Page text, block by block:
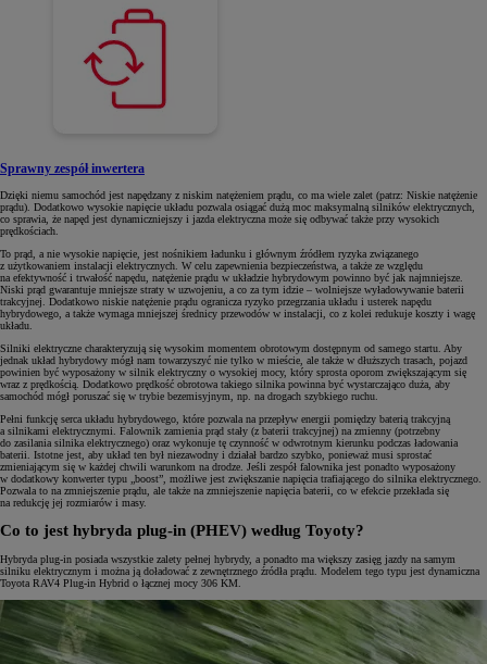
Sprawny zespół inwertera
Dzięki niemu samochód jest napędzany z niskim natężeniem prądu, co ma wiele zalet (patrz: Niskie natężenie
prądu). Dodatkowo wysokie napięcie układu pozwala osiągać dużą moc maksymalną silników elektrycznych,
co sprawia, że napęd jest dynamiczniejszy i jazda elektryczna może się odbywać także przy wysokich
prędkościach.
To prąd, a nie wysokie napięcie, jest nośnikiem ładunku i głównym źródłem ryzyka związanego
z użytkowaniem instalacji elektrycznych. W celu zapewnienia bezpieczeństwa, a także ze względu
na efektywność i trwałość napędu, natężenie prądu w układzie hybrydowym powinno być jak najmniejsze.
Niski prąd gwarantuje mniejsze straty w uzwojeniu, a co za tym idzie – wolniejsze wyładowywanie baterii
trakcyjnej. Dodatkowo niskie natężenie prądu ogranicza ryzyko przegrzania układu i usterek napędu
hybrydowego, a także wymaga mniejszej średnicy przewodów w instalacji, co z kolei redukuje koszty i wagę
układu.
Silniki elektryczne charakteryzują się wysokim momentem obrotowym dostępnym od samego startu. Aby
jednak układ hybrydowy mógł nam towarzyszyć nie tylko w mieście, ale także w dłuższych trasach, pojazd
powinien być wyposażony w silnik elektryczny o wysokiej mocy, który sprosta oporom zwiększającym się
wraz z prędkością. Dodatkowo prędkość obrotowa takiego silnika powinna być wystarczająco duża, aby
samochód mógł poruszać się w trybie bezemisyjnym, np. na drogach szybkiego ruchu.
Pełni funkcję serca układu hybrydowego, które pozwala na przepływ energii pomiędzy baterią trakcyjną
a silnikami elektrycznymi. Falownik zamienia prąd stały (z baterii trakcyjnej) na zmienny (potrzebny
do zasilania silnika elektrycznego) oraz wykonuje tę czynność w odwrotnym kierunku podczas ładowania
baterii. Istotne jest, aby układ ten był niezawodny i działał bardzo szybko, ponieważ musi sprostać
zmieniającym się w każdej chwili warunkom na drodze. Jeśli zespół falownika jest ponadto wyposażony
w dodatkowy konwerter typu „boost”, możliwe jest zwiększanie napięcia trafiającego do silnika elektrycznego.
Pozwala to na zmniejszenie prądu, ale także na zmniejszenie napięcia baterii, co w efekcie przekłada się
na redukcję jej rozmiarów i masy.
Co to jest hybryda plug-in (PHEV) według Toyoty?
Hybryda plug-in posiada wszystkie zalety pełnej hybrydy, a ponadto ma większy zasięg jazdy na samym
silniku elektrycznym i można ją doładować z zewnętrznego źródła prądu. Modelem tego typu jest dynamiczna
Toyota RAV4 Plug-in Hybrid o łącznej mocy 306 KM.